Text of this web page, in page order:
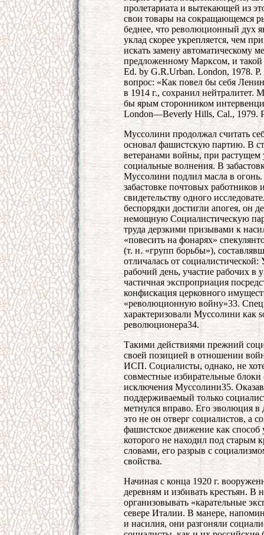
пролетариата и вытекающей из
свои товары на сокращающемся
беднее, что революционный дух
уклад скорее укрепляется, чем
искать замену автоматическому
предложенному Марксом, и
Ed. by G.R.Urban. London, 1978.
вопрос: «Как повел бы себя
в 1914 г., сохранил
бы ярым сторонником
London—Beverly Hills, Cal., 1979.
Муссолини продолжал считать
основал фашистскую партию. В
ветеранами войны, при растущем
социальные волнения. В
Муссолини подлил масла в огонь.
забастовке почтовых
свидетельству одного
беспорядки достигли апогея, он
немощную Социалистическую
труда дерзкими призывами к
«повесить на фонарях»
(т. н. «групп борьбы»),
отличалась от
рабочий день, участие рабочих в
частичная экспроприация
конфискация церковного
«революционную войну»33.
характеризовали Муссолини как
революционера34.
Такими действиями прежний
своей позицией в отношении
ИСП. Социалисты, однако, не
совместные избирательные
исключения Муссолини35.
поддерживаемый только
метнулся вправо. Его эволюция в
это не он отверг социалистов, а
фашистское движение как
которого не находил под
словами, его разрыв с
свойства.
Начиная с конца 1920 г.
деревням и избивать крестьян. В
организовывать «карательные
севере Италии. В манере,
и насилия, они разгоняли